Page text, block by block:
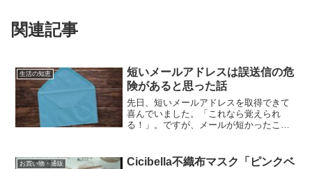
関連記事
生活の知恵
短いメールアドレスは誤送信の危
険があると思った話
先日、短いメールアドレスを取得できて
喜んでいました。「これなら覚えられ
る！」。ですが、メールが短かったこと
お買い物・通販
Cicibella不織布マスク「ピンクベ